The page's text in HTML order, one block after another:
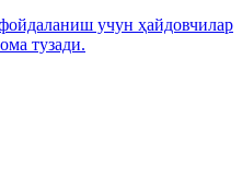
учун ҳайдовчилар
тузади.